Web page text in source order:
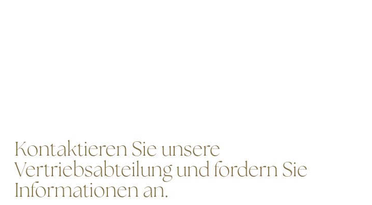
Kontaktieren Sie unsere
Vertriebsabteilung und fordern Sie
Informationen an.